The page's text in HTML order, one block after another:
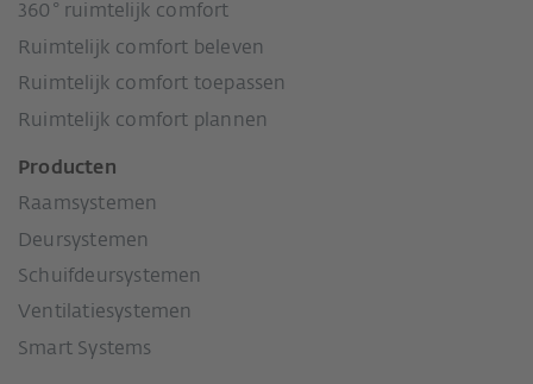
360° ruimtelijk comfort
Ruimtelijk comfort beleven
Ruimtelijk comfort toepassen
Ruimtelijk comfort plannen
Producten
Raamsystemen
Deursystemen
Schuifdeursystemen
Ventilatiesystemen
Smart Systems